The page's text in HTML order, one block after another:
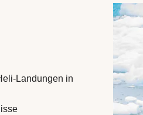
Landungen in